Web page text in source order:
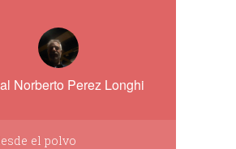
Norberto Perez Longhi
el polvo